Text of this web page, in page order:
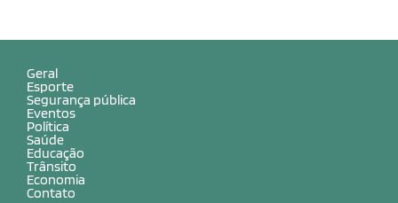
Geral
Esporte
Segurança pública
Eventos
Política
Saúde
Educação
Trânsito
Economia
Contato